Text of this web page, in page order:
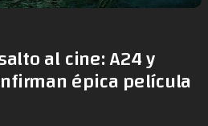
al cine: A24 y
épica película